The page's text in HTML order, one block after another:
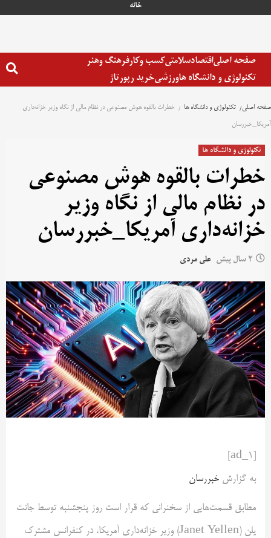
خانه
صفحه اصلیاقتصادسلامتیکسب وکارفرهنگ وهنر
تکنولوژی و دانشگاه هاورزشیخرید رپورتاژ
صفحه اصلی تکنولوژی و دانشگاه ها
خطرات بالقوه هوش مصنوعی در نظام مالی از نگاه وزیر خزانه‌داری
آمریکا_خبررسان
تکنولوژی و دانشگاه ها
خطرات بالقوه هوش مصنوعی
در نظام مالی از نگاه وزیر
خزانه‌داری آمریکا_خبررسان
2 سال پیش علی مردی
به گزارش خبررسان
مطابق قسمت‌هایی از سخنرانی که قرار است روز پنجشنبه توسط جانت
یلن (Janet Yellen) وزیر خزانه‌داری آمریکا، در کنفرانس مشترک